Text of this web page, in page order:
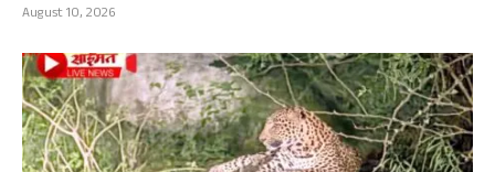
August 10, 2026